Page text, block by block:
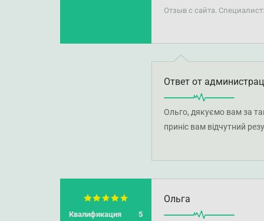
зажаты, поэтому
только о лечении тела,
нуждалась. Это не спа-
профессионализм,
массаже повторно
предыдущего курса.
Отзыв с сайта.
Ответ от
Ольго, дякуємо вам за
приніс вам відчутний
професійний підхід,
Квалификация
5
Ольга